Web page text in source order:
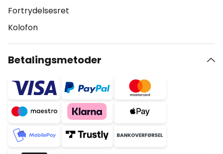
Fortrydelsesret
Kolofon
Betalingsmetoder